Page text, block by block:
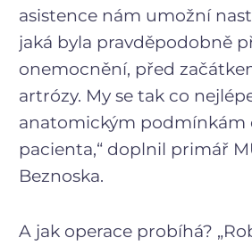
asistence nám umožní
jaká byla pravděpodobně
onemocnění, před
artrózy. My se tak co
anatomickým podmínkám
pacienta,“ doplnil primář
Beznoska.
A jak operace probíhá?